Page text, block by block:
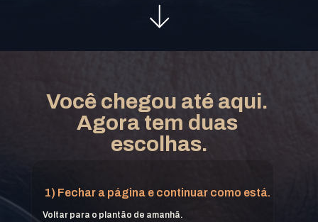
Você chegou até aqui.
Agora tem duas
escolhas.
1) Fechar a página e continuar como está.
Voltar para o plantão de amanhã.